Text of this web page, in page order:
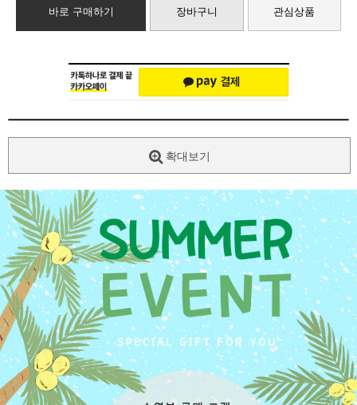
바로 구매하기 장바구니 관심상품
확대보기